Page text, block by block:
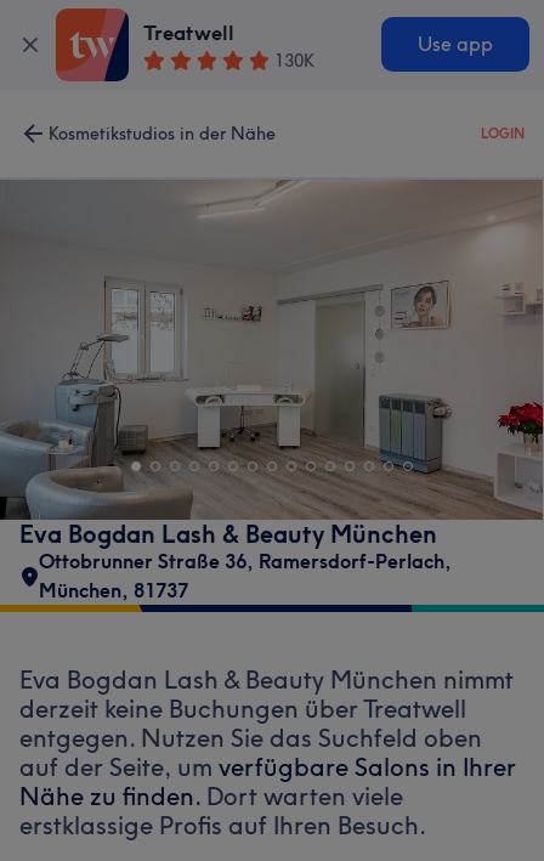
Treatwell
130K
Use app
Kosmetikstudios in der Nähe LOGIN
Eva Bogdan Lash & Beauty München
Ottobrunner Straße 36, Ramersdorf-Perlach,
München, 81737
Eva Bogdan Lash & Beauty München nimmt
derzeit keine Buchungen über Treatwell
entgegen. Nutzen Sie das Suchfeld oben
auf der Seite, um verfügbare Salons in Ihrer
Nähe zu finden. Dort warten viele
erstklassige Profis auf Ihren Besuch.